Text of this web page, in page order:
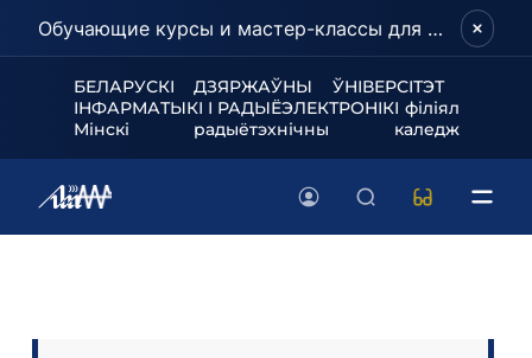
Обучающие курсы и мастер-классы для школьников и абитуриентов!
БЕЛАРУСКІ ДЗЯРЖАЎНЫ ЎНІВЕРСІТЭТ
ІНФАРМАТЫКІ І РАДЫЁЭЛЕКТРОНІКІ філіял
Мінскі радыётэхнічны каледж